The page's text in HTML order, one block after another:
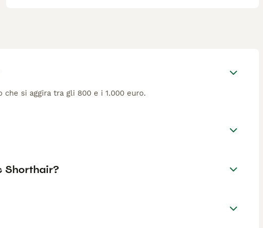
si aggira tra gli 800 e i 1.000 euro.
Shorthair?